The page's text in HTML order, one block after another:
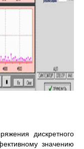
дискретного
значению